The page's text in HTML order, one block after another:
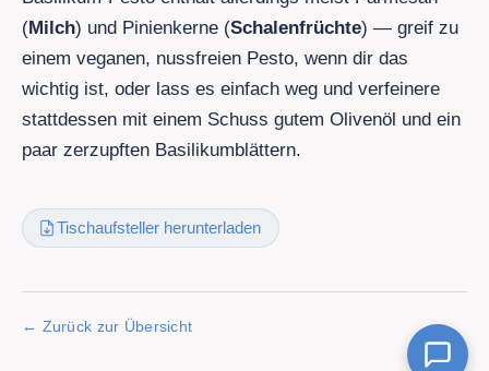
(Milch) und Pinienkerne (Schalenfrüchte) — greif zu
einem veganen, nussfreien Pesto, wenn dir das
wichtig ist, oder lass es einfach weg und verfeinere
stattdessen mit einem Schuss gutem Olivenöl und ein
paar zerzupften Basilikumblättern.
Tischaufsteller herunterladen
Zurück zur Übersicht